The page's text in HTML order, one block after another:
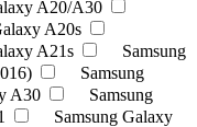
A20/A30
A20s
A21s
Samsung
Samsung
A30
Samsung
Samsung Galaxy